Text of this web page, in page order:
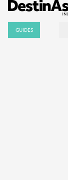
GUIDES